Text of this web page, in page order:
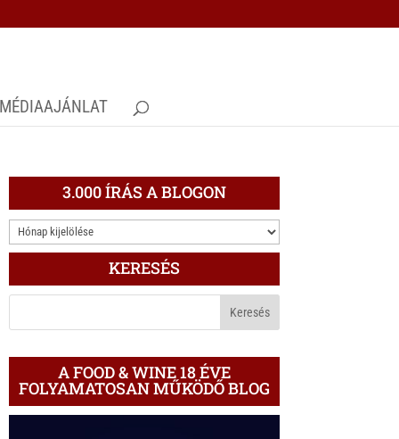
MÉDIAAJÁNLAT
3.000 ÍRÁS A BLOGON
3.000
ÍRÁS
BLOGON
KERESÉS
A FOOD & WINE 18 ÉVE
FOLYAMATOSAN MŰKÖDŐ BLOG